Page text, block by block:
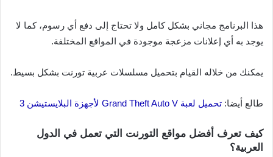
هذا البرنامج مجاني بشكل كامل ولا تحتاج إلى دفع أي رسوم، كما لا
يوجد به أي إعلانات مزعجة موجودة في المواقع المختلفة.
يمكنك من خلاله القيام بتحميل مسلسلات عربية تورنت بشكل بسيط.
طالع أيضا: تحميل لعبة Grand Theft Auto V لأجهزة البلايستيشن 3
كيف تعرف أفضل مواقع التورنت التي تعمل في الدول
العربية؟